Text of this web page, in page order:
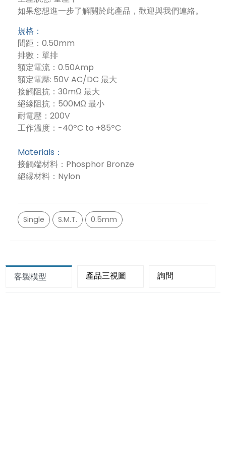
如果您想進一步了解關於此產品，歡迎與我們連絡。
規格：
間距：0.50mm
排數：單排
額定電流：0.50Amp
額定電壓: 50V AC/DC 最大
接觸阻抗：30mΩ 最大
絕緣阻抗：500MΩ 最小
耐電壓：200V
工作溫度：-40ºC to +85ºC
Materials：
接觸端材料：Phosphor Bronze
絕縁材料：Nylon
Single S.M.T. 0.5mm
客製模型 產品三視圖 詢問